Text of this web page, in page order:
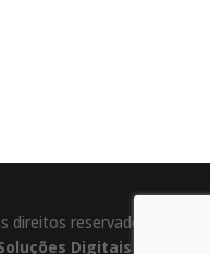
direitos reservados.
Digitais